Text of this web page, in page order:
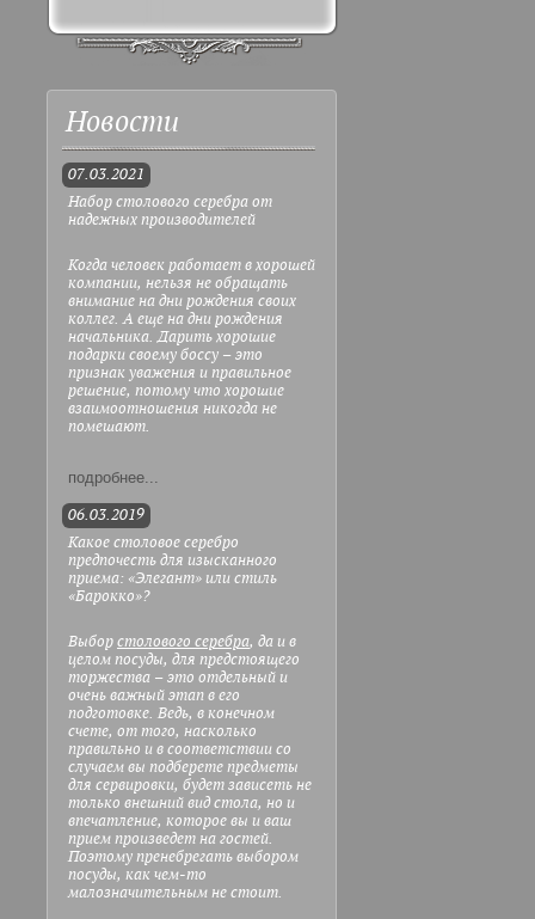
Новости
07.03.2021
Набор столового серебра от
надежных производителей
Когда человек работает в хорошей
компании, нельзя не обращать
внимание на дни рождения своих
коллег. А еще на дни рождения
начальника. Дарить хорошие
подарки своему боссу – это
признак уважения и правильное
решение, потому что хорошие
взаимоотношения никогда не
помешают.
подробнее...
06.03.2019
Какое столовое серебро
предпочесть для изысканного
приема: «Элегант» или стиль
«Барокко»?
Выбор столового серебра, да и в
целом посуды, для предстоящего
торжества – это отдельный и
очень важный этап в его
подготовке. Ведь, в конечном
счете, от того, насколько
правильно и в соответствии со
случаем вы подберете предметы
для сервировки, будет зависеть не
только внешний вид стола, но и
впечатление, которое вы и ваш
прием произведет на гостей.
Поэтому пренебрегать выбором
посуды, как чем-то
малозначительным не стоит.